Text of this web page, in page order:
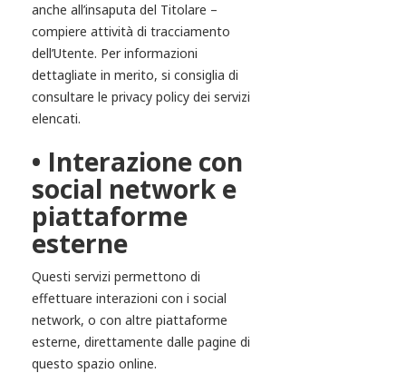
anche all’insaputa del Titolare –
compiere attività di tracciamento
dell’Utente. Per informazioni
dettagliate in merito, si consiglia di
consultare le privacy policy dei servizi
elencati.
• Interazione con
social network e
piattaforme
esterne
Questi servizi permettono di
effettuare interazioni con i social
network, o con altre piattaforme
esterne, direttamente dalle pagine di
questo spazio online.